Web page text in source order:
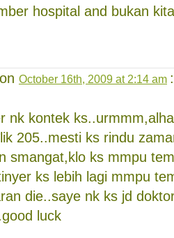
hospital and bukan
October 16th, 2009 at 2:14 am :
nk kontek
205..mesti ks rindu
smangat,klo ks mmpu
ks lebih lagi mmpu
die..saye nk ks jd
luck